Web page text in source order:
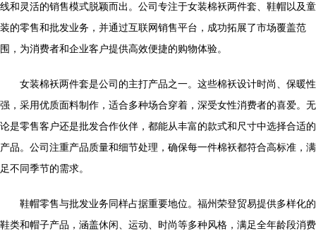
线和灵活的销售模式脱颖而出。公司专注于女装棉袄两件套、鞋帽以及童
装的零售和批发业务，并通过互联网销售平台，成功拓展了市场覆盖范
围，为消费者和企业客户提供高效便捷的购物体验。
女装棉袄两件套是公司的主打产品之一。这些棉袄设计时尚、保暖性
强，采用优质面料制作，适合多种场合穿着，深受女性消费者的喜爱。无
论是零售客户还是批发合作伙伴，都能从丰富的款式和尺寸中选择合适的
产品。公司注重产品质量和细节处理，确保每一件棉袄都符合高标准，满
足不同季节的需求。
鞋帽零售与批发业务同样占据重要地位。福州荣登贸易提供多样化的
鞋类和帽子产品，涵盖休闲、运动、时尚等多种风格，满足全年龄段消费